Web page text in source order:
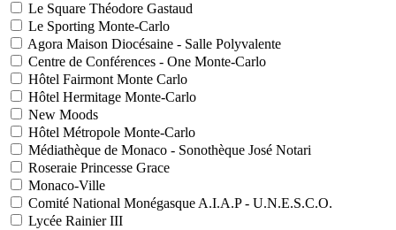
Le Square Théodore Gastaud
Le Sporting Monte-Carlo
Agora Maison Diocésaine - Salle Polyvalente
Centre de Conférences - One Monte-Carlo
Hôtel Fairmont Monte Carlo
Hôtel Hermitage Monte-Carlo
New Moods
Hôtel Métropole Monte-Carlo
Médiathèque de Monaco - Sonothèque José Notari
Roseraie Princesse Grace
Monaco-Ville
Comité National Monégasque A.I.A.P - U.N.E.S.C.O.
Lycée Rainier III